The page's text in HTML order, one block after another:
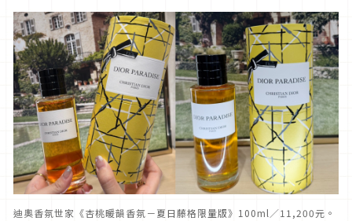
迪奧香氛世家《杏桃暖韻香氛－夏日藤格限量版》100ml／11,200元。